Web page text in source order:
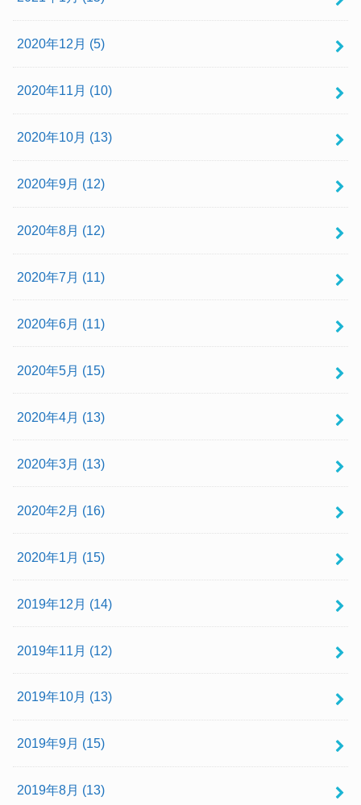
2020年12月 (5)
2020年11月 (10)
2020年10月 (13)
2020年9月 (12)
2020年8月 (12)
2020年7月 (11)
2020年6月 (11)
2020年5月 (15)
2020年4月 (13)
2020年3月 (13)
2020年2月 (16)
2020年1月 (15)
2019年12月 (14)
2019年11月 (12)
2019年10月 (13)
2019年9月 (15)
2019年8月 (13)